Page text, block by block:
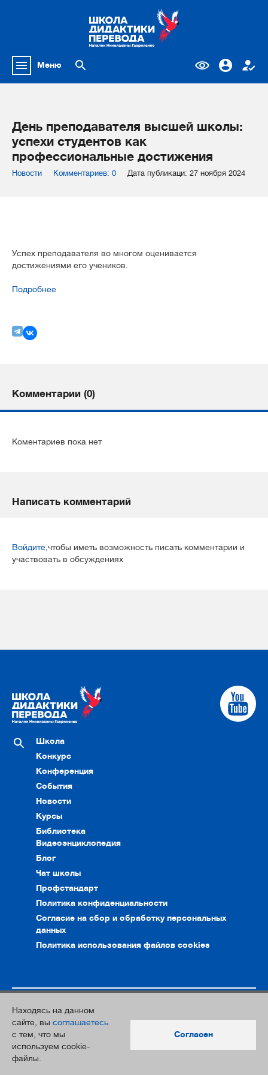
Меню
День преподавателя высшей школы:
успехи студентов как
профессиональные достижения
Новости Комментариев: 0 Дата публикаци: 27 ноября 2024
Успех преподавателя во многом оценивается
достижениями его учеников.
Подробнее
Комментарии (0)
Коментариев пока нет
Написать комментарий
Войдите ,чтобы иметь возможность писать комментарии и
участвовать в обсуждениях
Школа
Конкурс
Конференция
События
Новости
Курсы
Библиотека
Видеоэнциклопедия
Блог
Чат школы
Профстандарт
Политика конфиденциальности
Согласие на сбор и обработку персональных
данных
Политика использования файлов cookies
© 2010–2026. Интернет-ресурс профессионального сообщества
преподавателей и переводчиков
Дизайн и разработка:
Находясь на данном
сайте, вы соглашаетесь
с тем, что мы
используем cookie-
файлы.
Согласен